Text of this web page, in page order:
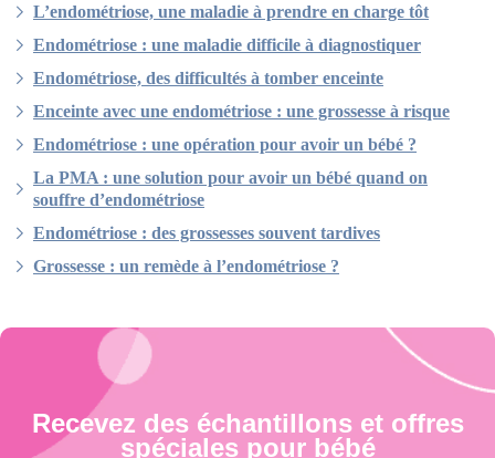
L’endométriose, une maladie à prendre en charge tôt
Endométriose : une maladie difficile à diagnostiquer
Endométriose, des difficultés à tomber enceinte
Enceinte avec une endométriose : une grossesse à risque
Endométriose : une opération pour avoir un bébé ?
La PMA : une solution pour avoir un bébé quand on
souffre d’endométriose
Endométriose : des grossesses souvent tardives
Grossesse : un remède à l’endométriose ?
Recevez des échantillons et offres
spéciales pour bébé